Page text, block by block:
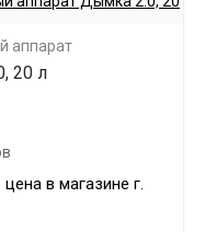
аппарат
20 л
цена в магазине г.